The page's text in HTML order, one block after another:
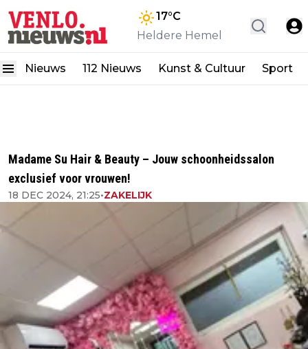
17°C
Heldere Hemel
Nieuws 112 Nieuws Kunst & Cultuur Sport
Madame Su Hair & Beauty – Jouw schoonheidssalon
exclusief voor vrouwen!
18 DEC 2024, 21:25•ZAKELIJK